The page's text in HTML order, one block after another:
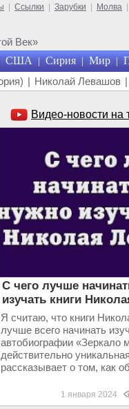
Ссылки Зарубки Молва
Век»
США | Сирия | Мир |
| Николай Левашов |
Видео-новости
С чего лучше
изучать книги
Я считаю, что книги
лучше всего начинать
автобиографии «Зеркало
действительно
рассказывает о том, как
1 января 2024